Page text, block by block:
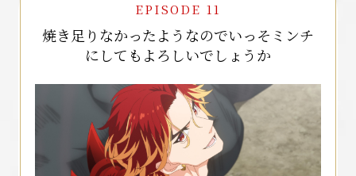
EPISODE 11
焼き足りなかったようなのでいっそミンチ
にしてもよろしいでしょうか